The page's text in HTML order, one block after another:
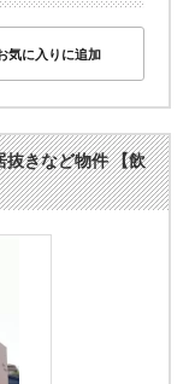
気に入りに追加
抜きなど物件 【飲